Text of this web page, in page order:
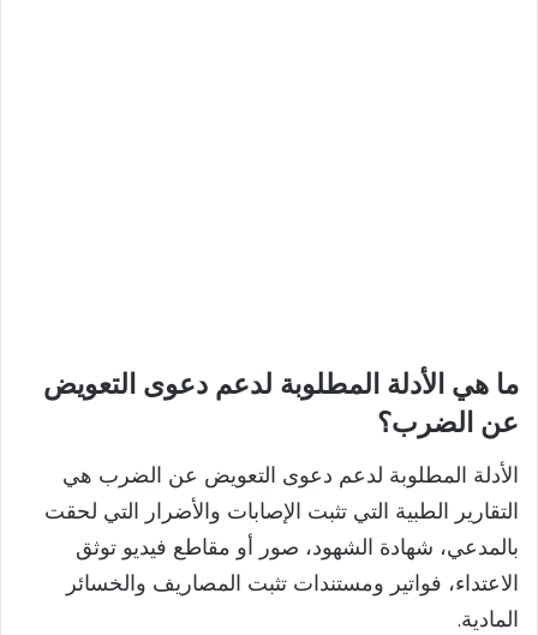
ما هي الأدلة المطلوبة لدعم دعوى التعويض
عن الضرب؟
الأدلة المطلوبة لدعم دعوى التعويض عن الضرب هي
التقارير الطبية التي تثبت الإصابات والأضرار التي لحقت
بالمدعي، شهادة الشهود، صور أو مقاطع فيديو توثق
الاعتداء، فواتير ومستندات تثبت المصاريف والخسائر
المادية.